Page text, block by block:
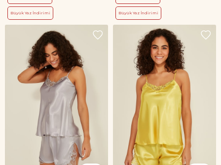
Büyük Yaz İndirimi Büyük Yaz İndirimi